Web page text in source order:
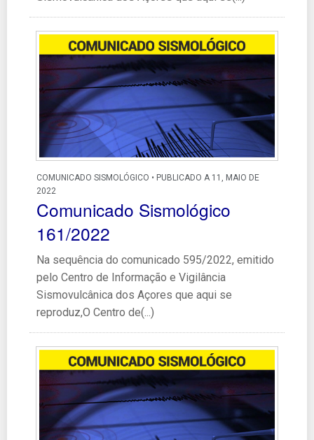
COMUNICADO SISMOLÓGICO • PUBLICADO A 11, MAIO DE
2022
Comunicado Sismológico
161/2022
Na sequência do comunicado 595/2022, emitido
pelo Centro de Informação e Vigilância
Sismovulcânica dos Açores que aqui se
reproduz,O Centro de(...)